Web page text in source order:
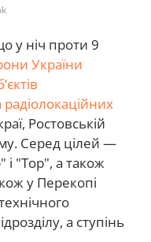
у ніч проти 9
України
Ростовській
Серед цілей —
"Тор", а також
у Перекопі
а ступінь